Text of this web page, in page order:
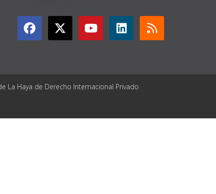
La Haya de Derecho Internacional Privado